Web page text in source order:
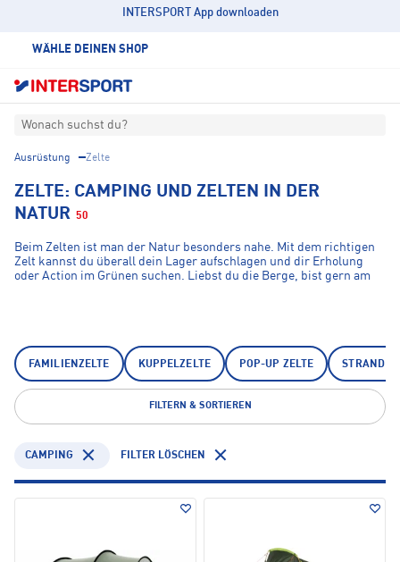
INTERSPORT App downloaden
WÄHLE DEINEN SHOP
Wonach suchst du?
Ausrüstung Zelte
ZELTE: CAMPING UND ZELTEN IN DER
NATUR 50
Beim Zelten ist man der Natur besonders nahe. Mit dem richtigen
Zelt kannst du überall dein Lager aufschlagen und dir Erholung
oder Action im Grünen suchen. Liebst du die Berge, bist gern am
ist wichtig, sich darin wohl zu fühlen. Vielleicht interessiert dich
auch das praktische Wurfzelt, welches sich wie von selbst aufbaut?
Eines ist jedoch sicher: Mit dem geeigneten Zelt steht deinem
nächsten Abenteuer unter freiem Himmel nichts mehr im Wege.
INTERSPORT bietet dir verschiedene Zelttypen an, um immer
bestens gerüstet zu sein.
FAMILIENZELTE KUPPELZELTE POP-UP ZELTE
FILTERN & SORTIEREN
CAMPING FILTER LÖSCHEN